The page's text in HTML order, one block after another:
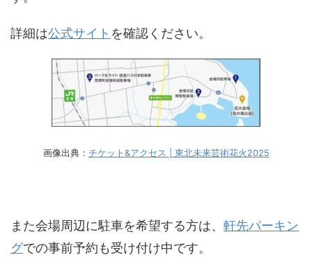
詳細は公式サイト を確認ください。
画像出典： チケット&アクセス | 東北未来芸術花火2025
また会場周辺に駐車を希望する方は、 軒先パーキン
グでの事前予約も受け付け中です。